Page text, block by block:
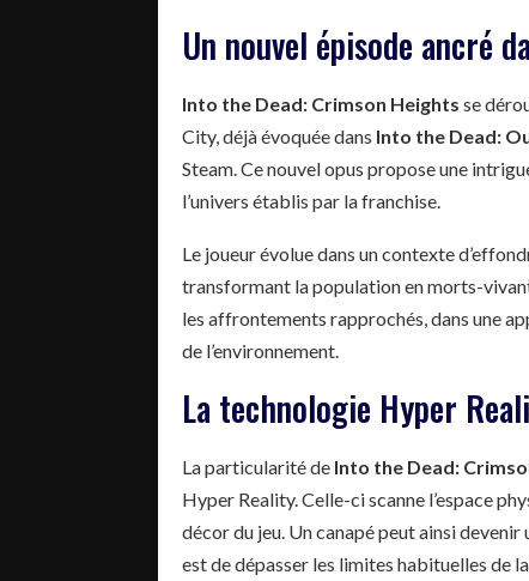
Un nouvel épisode ancré
Into the Dead: Crimson Heights se
City, déjà évoquée dans Into the Dead:
Steam. Ce nouvel opus propose une
l’univers établis par la franchise.
Le joueur évolue dans un contexte
transformant la population en morts-
les affrontements rapprochés, dans une
de l’environnement.
La technologie Hyper
La particularité de Into the Dead:
Hyper Reality. Celle-ci scanne l’espace
décor du jeu. Un canapé peut ainsi
est de dépasser les limites habituelles de